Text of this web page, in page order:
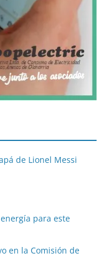
de Lionel Messi
para este
en la Comisión de